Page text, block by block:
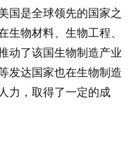
是全球领先的国家之
物材料、生物工程、
动了该国生物制造产业
发达国家也在生物制造
力，取得了一定的成